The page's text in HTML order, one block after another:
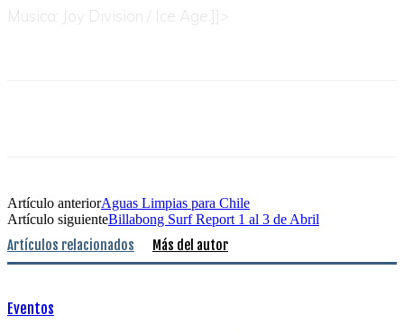
Musica: Joy Division / Ice Age.]]>
Artículo anteriorAguas Limpias para Chile
Artículo siguienteBillabong Surf Report 1 al 3 de Abril
Artículos relacionados Más del autor
Eventos